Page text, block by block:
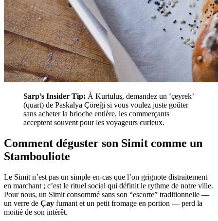
Sarp’s Insider Tip: À Kurtuluş, demandez un ‘çeyrek’
(quart) de Paskalya Çöreği si vous voulez juste goûter
sans acheter la brioche entière, les commerçants
acceptent souvent pour les voyageurs curieux.
Comment déguster son Simit comme un
Stambouliote
Le Simit n’est pas un simple en-cas que l’on grignote distraitement
en marchant ; c’est le rituel social qui définit le rythme de notre ville.
Pour nous, un Simit consommé sans son “escorte” traditionnelle —
un verre de Çay fumant et un petit fromage en portion — perd la
moitié de son intérêt.